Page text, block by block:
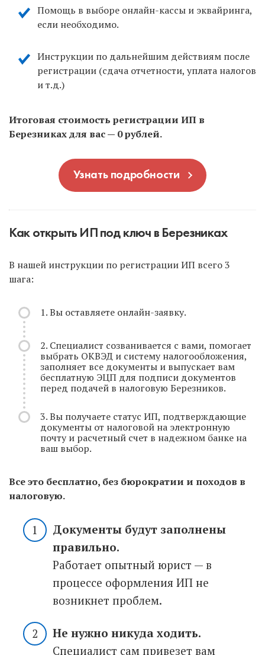
Помощь в выборе онлайн-кассы и эквайринга,
если необходимо.
Инструкции по дальнейшим действиям после
регистрации (сдача отчетности, уплата налогов
и т.д.)
Итоговая стоимость регистрации ИП в
Березниках для вас — 0 рублей.
Узнать подробности
Как открыть ИП под ключ в Березниках
В нашей инструкции по регистрации ИП всего 3
шага:
1. Вы оставляете онлайн-заявку.
2. Специалист созванивается с вами, помогает
выбрать ОКВЭД и систему налогообложения,
заполняет все документы и выпускает вам
бесплатную ЭЦП для подписи документов
перед подачей в налоговую Березников.
3. Вы получаете статус ИП, подтверждающие
документы от налоговой на электронную
почту и расчетный счет в надежном банке на
ваш выбор.
Все это бесплатно, без бюрократии и походов в
налоговую.
Документы будут заполнены
правильно.
Работает опытный юрист — в
процессе оформления ИП не
возникнет проблем.
Не нужно никуда ходить.
Специалист сам привезет вам